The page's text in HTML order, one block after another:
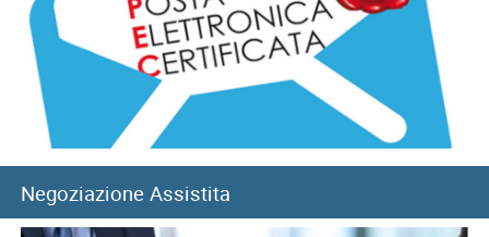
07/08/2026
Caporalato, l'Istituto in campo nella vigilanza estiva
straordinaria
Negoziazione Assistita